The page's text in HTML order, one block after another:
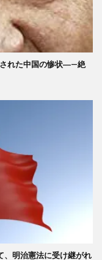
れた中国の惨状―—絶
、明治憲法に受け継がれ